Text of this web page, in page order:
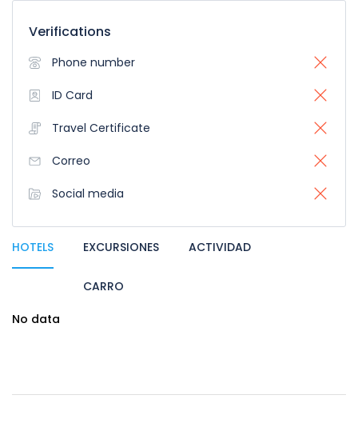
Verifications
Phone number
ID Card
Travel Certificate
Correo
Social media
HOTELS EXCURSIONES ACTIVIDAD
CARRO
No data